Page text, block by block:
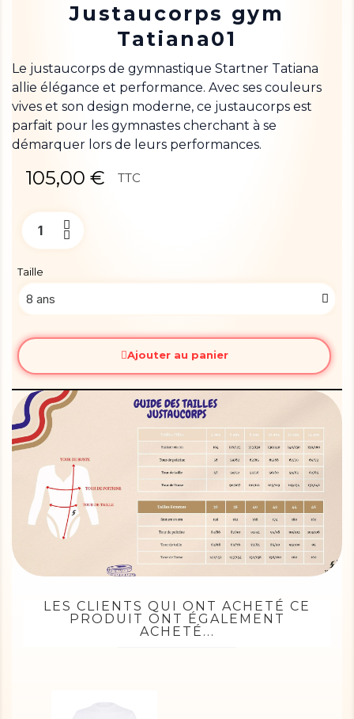
Justaucorps gym
Tatiana01
Le justaucorps de gymnastique Startner Tatiana
allie élégance et performance. Avec ses couleurs
vives et son design moderne, ce justaucorps est
parfait pour les gymnastes cherchant à se
démarquer lors de leurs performances.
105,00 € TTC
Taille
Ajouter au panier
LES CLIENTS QUI ONT ACHETÉ CE
PRODUIT ONT ÉGALEMENT
ACHETÉ...